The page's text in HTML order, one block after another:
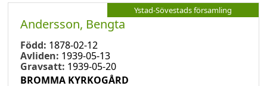
Ystad-Sövestads församling
Andersson, Bengta
Född: 1878-02-12
Avliden: 1939-05-13
Gravsatt: 1939-05-20
BROMMA KYRKOGÅRD